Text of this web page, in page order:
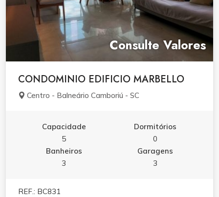
Consulte Valores
CONDOMINIO EDIFICIO MARBELLO
Centro - Balneário Camboriú - SC
Capacidade
5
Dormitórios
0
Banheiros
3
Garagens
3
REF.: BC831